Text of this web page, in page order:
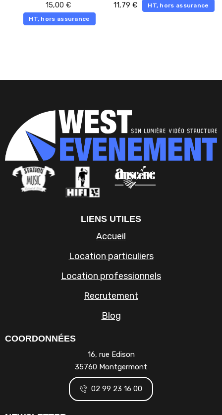
15,00 €
HT, hors assurance
11,79€ HT, hors assurance
LIENS UTILES
Accueil
Location particuliers
Location professionnels
Recrutement
Blog
COORDONNÉES
16, rue Edison
35760 Montgermont
02 99 23 16 00